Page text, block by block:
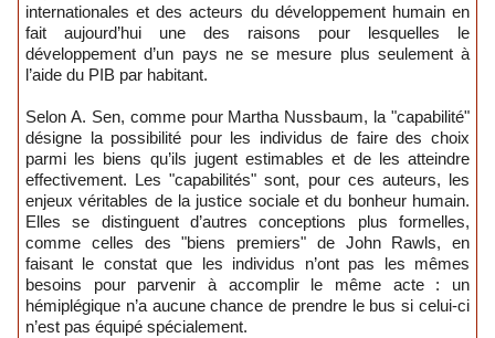
internationales et des acteurs du développement humain en
fait aujourd’hui une des raisons pour lesquelles le
développement d’un pays ne se mesure plus seulement à
l’aide du PIB par habitant.
Selon A. Sen, comme pour Martha Nussbaum, la "capabilité"
désigne la possibilité pour les individus de faire des choix
parmi les biens qu’ils jugent estimables et de les atteindre
effectivement. Les "capabilités" sont, pour ces auteurs, les
enjeux véritables de la justice sociale et du bonheur humain.
Elles se distinguent d’autres conceptions plus formelles,
comme celles des "biens premiers" de John Rawls, en
faisant le constat que les individus n’ont pas les mêmes
besoins pour parvenir à accomplir le même acte : un
hémiplégique n’a aucune chance de prendre le bus si celui-ci
n’est pas équipé spécialement.